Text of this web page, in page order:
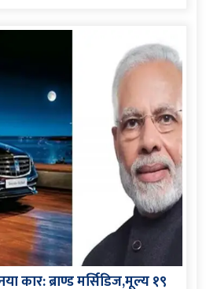
कार: ब्राण्ड मर्सिडिज,मूल्य १९